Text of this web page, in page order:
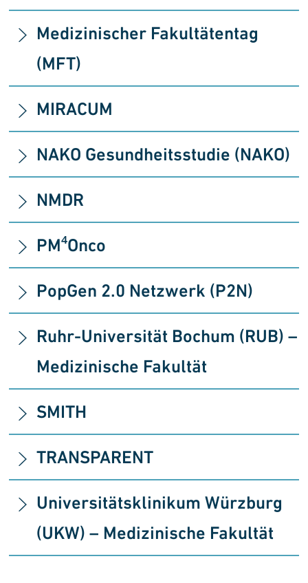
Medizinischer Fakultätentag
(MFT)
MIRACUM
NAKO Gesundheitsstudie (NAKO)
NMDR
PM⁴Onco
PopGen 2.0 Netzwerk (P2N)
Ruhr-Universität Bochum (RUB) –
Medizinische Fakultät
SMITH
TRANSPARENT
Universitätsklinikum Würzburg
(UKW)– Medizinische Fakultät